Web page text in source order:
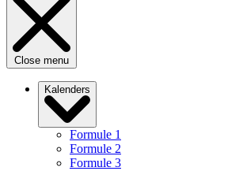
Close menu
Kalenders
Formule 1
Formule 2
Formule 3